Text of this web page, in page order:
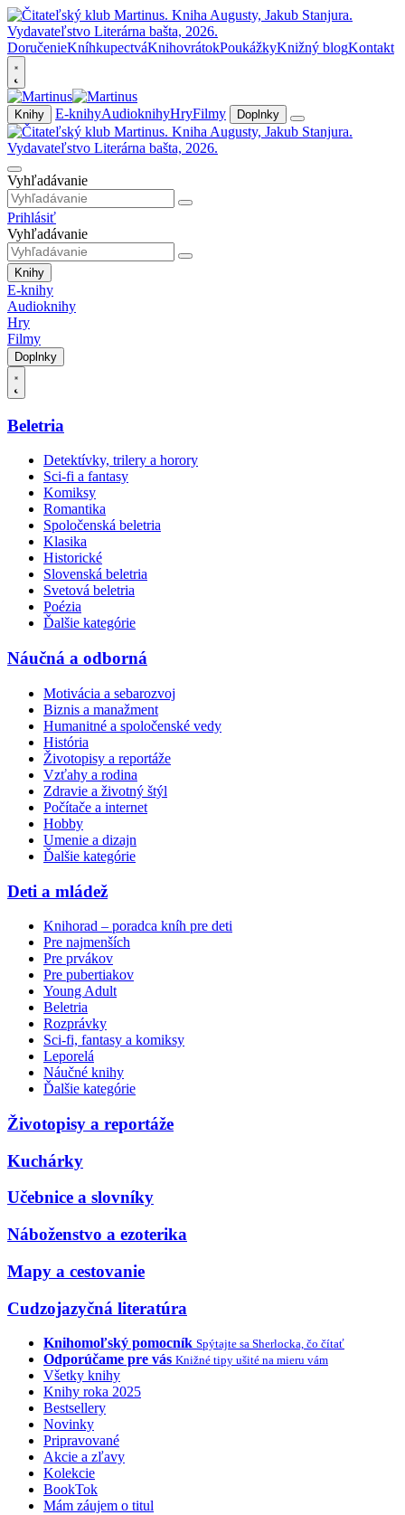
DoručenieKníhkupectváKnihovrátokPoukážkyKnižný blogKontakt
Knihy E-knihyAudioknihyHryFilmy Doplnky
Vyhľadávanie
Prihlásiť
Vyhľadávanie
Knihy
E-knihy
Audioknihy
Hry
Filmy
Doplnky
Beletria
Detektívky, trilery a horory
Sci-fi a fantasy
Komiksy
Romantika
Spoločenská beletria
Klasika
Historické
Slovenská beletria
Svetová beletria
Poézia
Ďalšie kategórie
Náučná a odborná
Motivácia a sebarozvoj
Biznis a manažment
Humanitné a spoločenské vedy
História
Životopisy a reportáže
Vzťahy a rodina
Zdravie a životný štýl
Počítače a internet
Hobby
Umenie a dizajn
Ďalšie kategórie
Deti a mládež
Knihorad – poradca kníh pre deti
Pre najmenších
Pre prvákov
Pre pubertiakov
Young Adult
Beletria
Rozprávky
Sci-fi, fantasy a komiksy
Leporelá
Náučné knihy
Ďalšie kategórie
Životopisy a reportáže
Kuchárky
Učebnice a slovníky
Náboženstvo a ezoterika
Mapy a cestovanie
Cudzojazyčná literatúra
Knihomoľský pomocník Spýtajte sa Sherlocka, čo čítať
Odporúčame pre vás Knižné tipy ušité na mieru vám
Všetky knihy
Knihy roka 2025
Bestsellery
Novinky
Pripravované
Akcie a zľavy
Kolekcie
BookTok
Mám záujem o titul